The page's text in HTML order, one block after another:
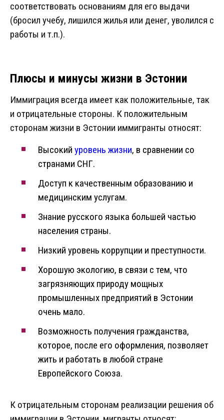
соответствовать основаниям для его выдачи
(бросил учебу, лишился жилья или денег, уволился с
работы и т.п.).
Плюсы и минусы жизни в Эстонии
Иммиграция всегда имеет как положительные, так
и отрицательные стороны. К положительным
сторонам жизни в Эстонии иммигранты относят:
Высокий уровень жизни, в сравнении со
странами СНГ.
Доступ к качественным образованию и
медицинским услугам.
Знание русского языка большей частью
населения страны.
Низкий уровень коррупции и преступности.
Хорошую экологию, в связи с тем, что
загрязняющих природу мощных
промышленных предприятий в Эстонии
очень мало.
Возможность получения гражданства,
которое, после его оформления, позволяет
жить и работать в любой стране
Европейского Союза.
К отрицательным сторонам реализации решения об